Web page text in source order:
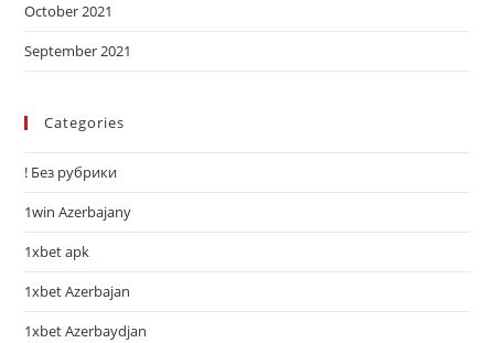
October 2021
September 2021
Categories
! Без рубрики
1win Azerbajany
1xbet apk
1xbet Azerbajan
1xbet Azerbaydjan